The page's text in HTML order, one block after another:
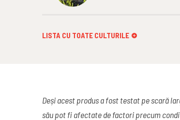
LISTA CU TOATE CULTURILE
Deși acest produs a fost testat pe scară
său pot fi afectate de factori precum